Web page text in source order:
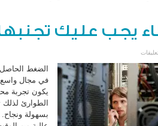
يجب عليك
الضغط
يكون تجربة
الطوارئ لذلك
بسهولة